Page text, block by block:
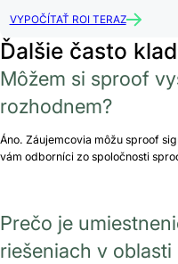
VYPOČÍTAŤ ROI TERAZ
Ďalšie často
Môžem si sproof
rozhodnem?
Áno. Záujemcovia môžu sproof
vám odborníci zo spoločnosti
Prečo je
riešeniach v